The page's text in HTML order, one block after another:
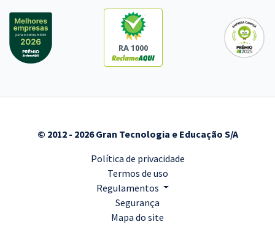
RA 1000
© 2012 - 2026 Gran Tecnologia e Educação S/A
Política de privacidade
Termos de uso
Regulamentos
Segurança
Mapa do site